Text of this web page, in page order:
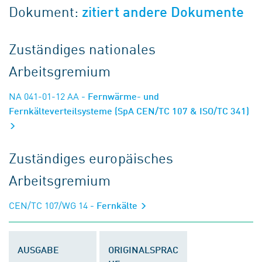
Dokument: zitiert andere Dokumente
Zuständiges nationales
Arbeitsgremium
NA 041-01-12 AA - Fernwärme- und
Fernkälteverteilsysteme (SpA CEN/TC 107 & ISO/TC 341)
Zuständiges europäisches
Arbeitsgremium
CEN/TC 107/WG 14 - Fernkälte
AUSGABE
ORIGINALSPRAC